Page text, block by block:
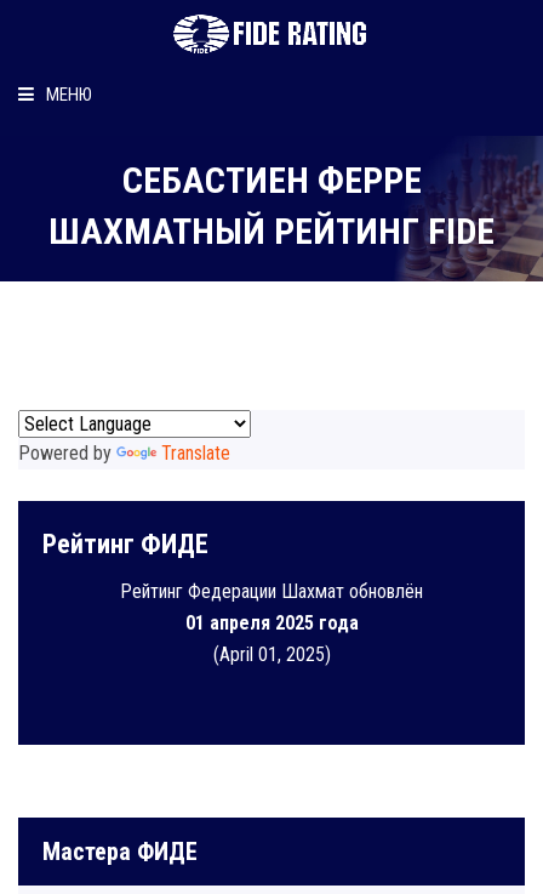
МЕНЮ
Рейтинг шахматиста
Персональный информер
СЕБАСТИЕН ФЕРРЕ
ШАХМАТНЫЙ РЕЙТИНГ FIDE
Powered by Translate
Рейтинг ФИДЕ
Рейтинг Федерации Шахмат обновлён
01 апреля 2025 года
(April 01, 2025)
Мастера ФИДЕ